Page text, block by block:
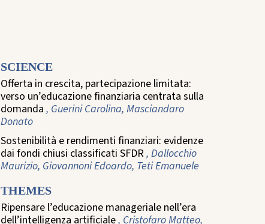
SCIENCE
Offerta in crescita, partecipazione limitata:
verso un’educazione finanziaria centrata sulla
domanda , Guerini Carolina, Masciandaro
Donato
Sostenibilità e rendimenti finanziari: evidenze
dai fondi chiusi classificati SFDR, Dallocchio
Maurizio, Giovannoni Edoardo, Teti Emanuele
THEMES
Ripensare l’educazione manageriale nell’era
dell’intelligenza artificiale, Cristofaro Matteo,